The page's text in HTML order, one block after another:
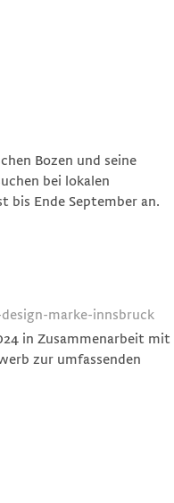
Bozen und seine
bei lokalen
bis Ende September an.
marke-innsbruck
in Zusammenarbeit mit
zur umfassenden